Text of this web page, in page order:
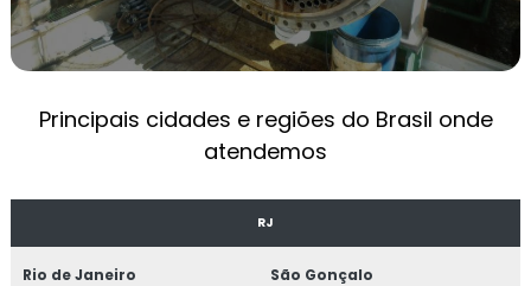
TREINAMENTO OPERADOR DE CALDEIRA NR13
NR 13 TREINAMENTO
OPERADOR DE CALDEIRA NR13
EMPRESAS DE MANUTENÇÃO INDUSTRIAL
MANUTENÇÃO EM CALDEIRAS INDUSTRIAIS
Principais cidades e regiões do Brasil onde
atendemos
RJ
Rio de Janeiro São Gonçalo